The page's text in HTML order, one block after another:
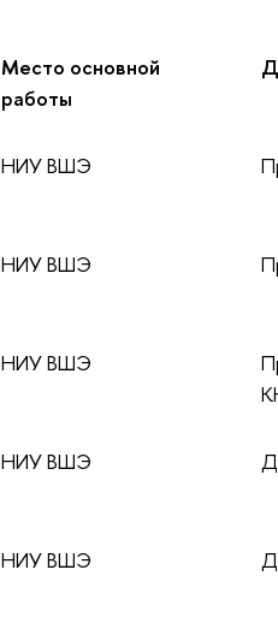
Место основной
работы
НИУ ВШЭ
НИУ ВШЭ
НИУ ВШЭ
НИУ ВШЭ
НИУ ВШЭ